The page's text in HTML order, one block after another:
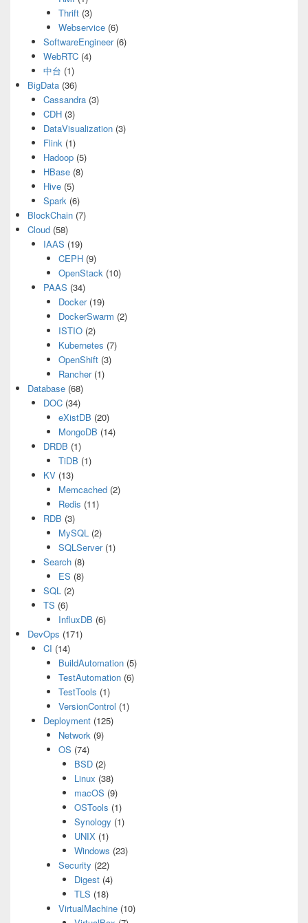
Thrift (3)
Webservice (6)
SoftwareEngineer(6)
WebRTC(4)
中台 (1)
BigData (36)
Cassandra(3)
CDH(3)
DataVisualization(3)
Flink(1)
Hadoop(5)
HBase(8)
Hive(5)
Spark(6)
BlockChain (7)
Cloud (58)
IAAS (19)
CEPH (9)
OpenStack (10)
PAAS (34)
Docker(19)
DockerSwarm (2)
ISTIO (2)
Kubernetes (7)
OpenShift (3)
Rancher(1)
Database (68)
DOC(34)
eXistDB (20)
MongoDB (14)
DRDB (1)
TiDB (1)
KV(13)
Memcached (2)
Redis (11)
RDB (3)
MySQL (2)
SQLServer(1)
Search(8)
ES (8)
SQL(2)
TS (6)
InfluxDB (6)
DevOps (171)
CI (14)
BuildAutomation (5)
TestAutomation (6)
TestTools (1)
VersionControl (1)
Deployment(125)
Network (9)
OS (74)
BSD(2)
Linux (38)
macOS (9)
OSTools (1)
Synology (1)
UNIX(1)
Windows (23)
Security (22)
Digest(4)
TLS (18)
VirtualMachine (10)